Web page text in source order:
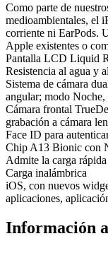
Como parte de
medioambientales, el
corriente ni EarPods.
Apple existentes o
Pantalla LCD Liquid
Resistencia al agua y
Sistema de cámara
angular; modo
Cámara frontal
grabación a cámara
Face ID para
Chip A13 Bionic con
Admite la carga rápida
Carga inalámbrica
iOS, con nuevos
aplicaciones,
Información